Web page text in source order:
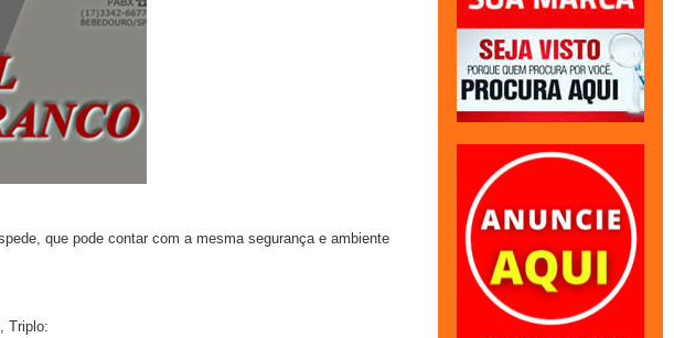
que pode contar com a mesma segurança e ambiente
Triplo: